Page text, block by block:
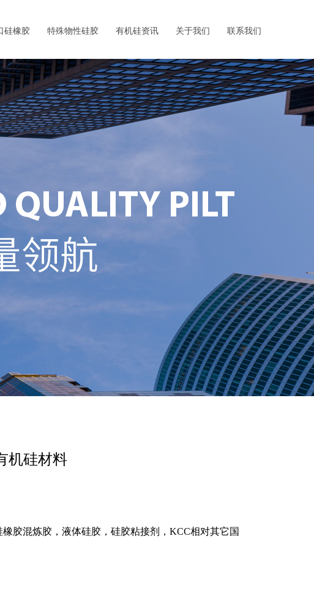
硅橡胶 特殊物性硅胶 有机硅资讯 关于我们 联系我们
胶混炼胶，液体硅胶，硅胶粘接剂，KCC相对其它国
机硅材料